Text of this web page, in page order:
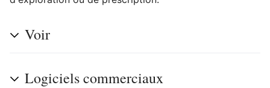
Voir
Logiciels commerciaux